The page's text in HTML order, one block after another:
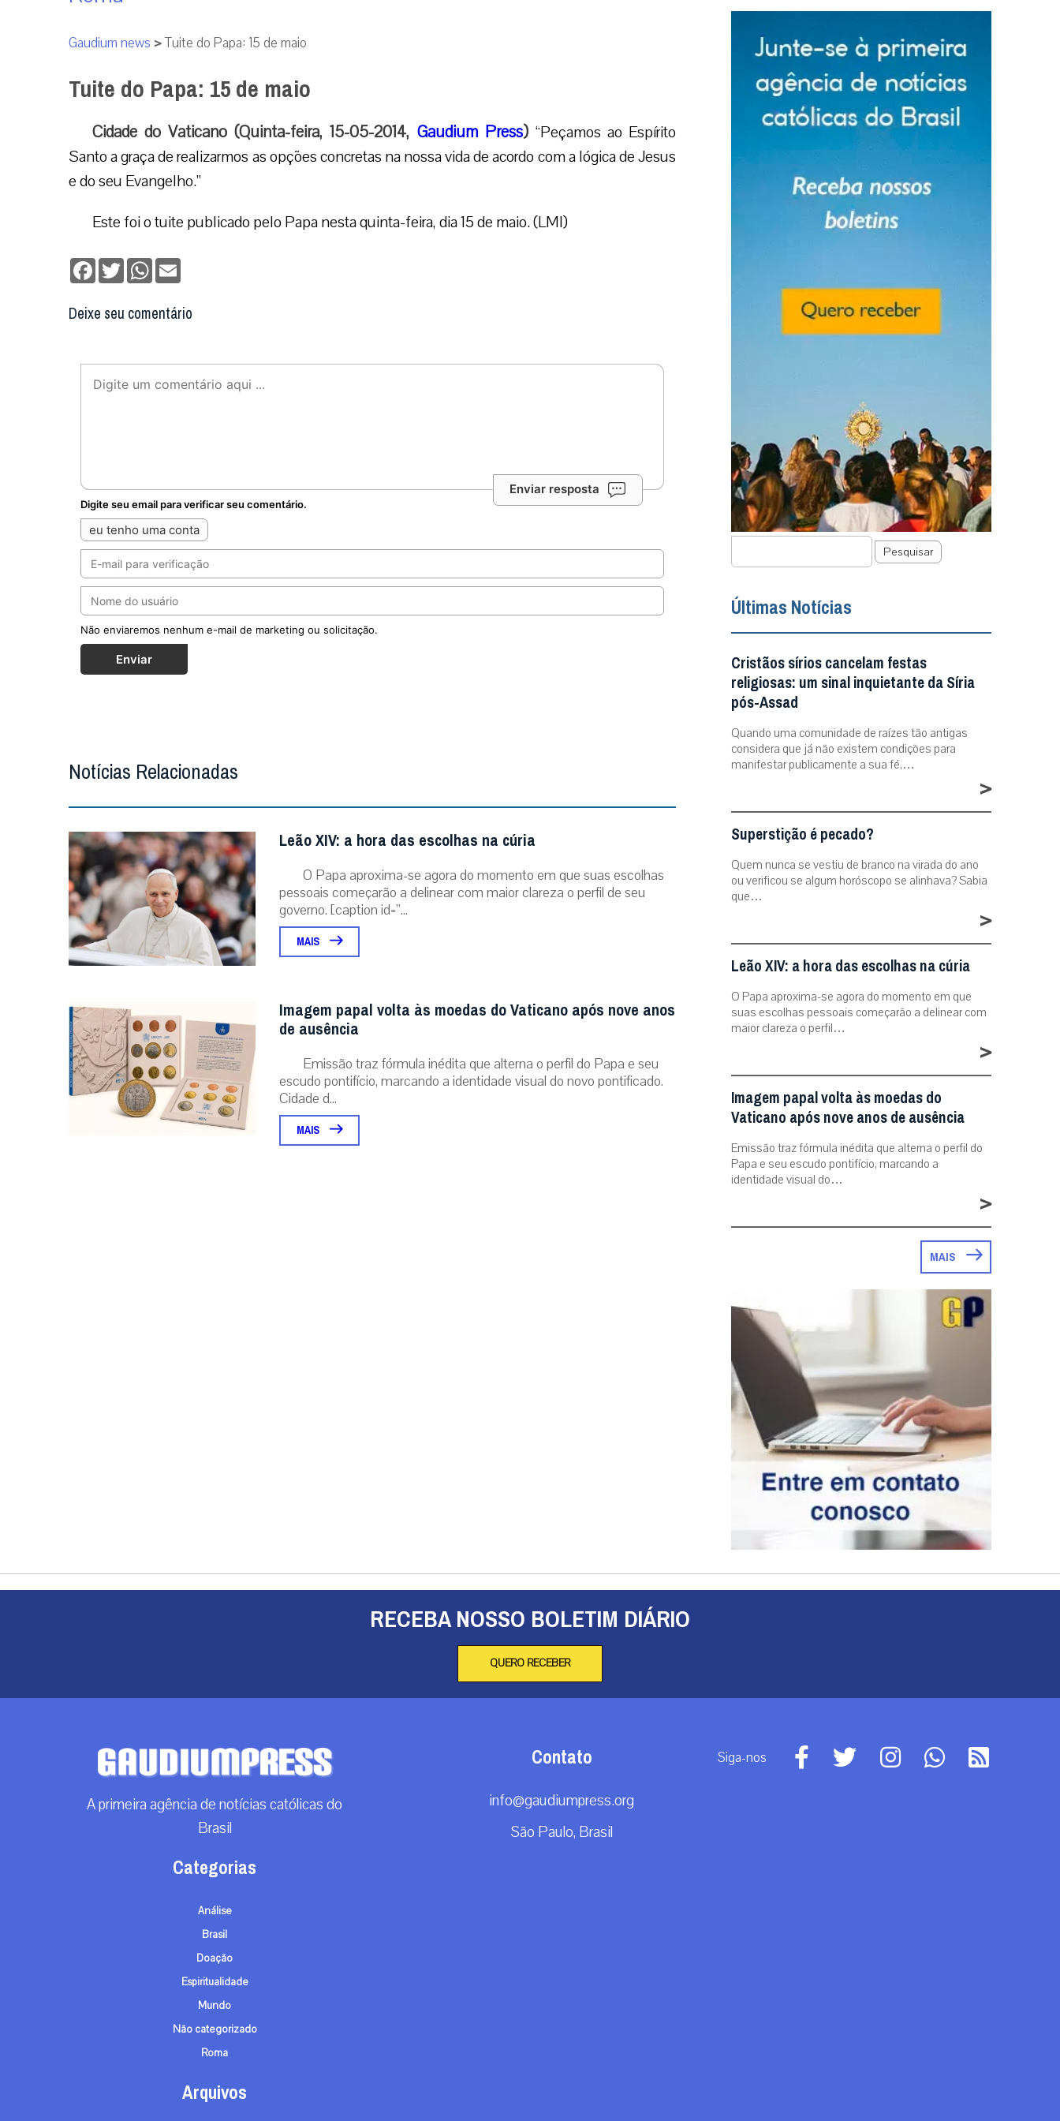
Gaudium news >Tuite do Papa: 15 de maio
Tuite do Papa: 15 de maio
Cidade do Vaticano (Quinta-feira, 15-05-2014, Gaudium Press) “Peçamos ao Espírito
Santo a graça de realizarmos as opções concretas na nossa vida de acordo com a lógica de Jesus
e do seu Evangelho.”
Este foi o tuite publicado pelo Papa nesta quinta-feira, dia 15 de maio. (LMI)
Facebook
TwitterWhatsApp
Deixe seu comentário
Enviar resposta
Digite seu email para verificar seu comentário.
eu tenho uma conta
Não enviaremos nenhum e-mail de marketing ou solicitação.
Enviar
Notícias Relacionadas
Leão XIV: a hora das escolhas na cúria
O Papa aproxima-se agora do momento em que suas escolhas
pessoais começarão a delinear com maior clareza o perfil de seu
governo. [caption id=”...
MAIS
Imagem papal volta às moedas do Vaticano após nove anos
de ausência
Emissão traz fórmula inédita que alterna o perfil do Papa e seu
escudo pontifício, marcando a identidade visual do novo pontificado.
Cidade d...
MAIS
Pesquisar
Últimas Notícias
Cristãos sírios cancelam festas
religiosas: um sinal inquietante da Síria
pós-Assad
Quando uma comunidade de raízes tão antigas
considera que já não existem condições para
manifestar publicamente a sua fé,…
>
Superstição é pecado?
Quem nunca se vestiu de branco na virada do ano
ou verificou se algum horóscopo se alinhava? Sabia
que…
>
Leão XIV: a hora das escolhas na cúria
O Papa aproxima-se agora do momento em que
suas escolhas pessoais começarão a delinear com
maior clareza o perfil…
>
Imagem papal volta às moedas do
Vaticano após nove anos de ausência
Emissão traz fórmula inédita que alterna o perfil do
Papa e seu escudo pontifício, marcando a
identidade visual do…
>
MAIS
RECEBA NOSSO BOLETIM DIÁRIO
QUERO RECEBER
A primeira agência de notícias católicas do
Brasil
Categorias
Análise
Brasil
Doação
Espiritualidade
Mundo
Não categorizado
Roma
Arquivos
Contato
info@gaudiumpress.org
São Paulo, Brasil
Siga-nos